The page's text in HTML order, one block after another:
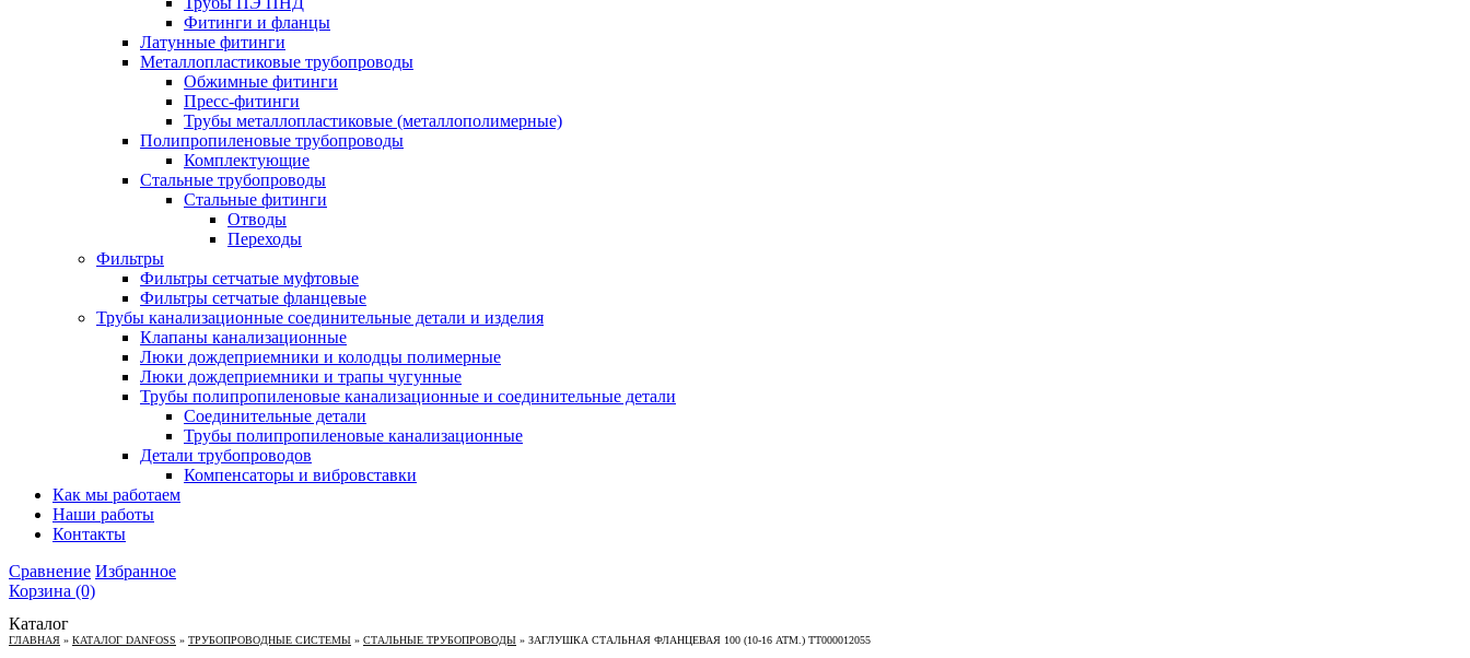
Фитинги и фланцы
Латунные фитинги
Металлопластиковые трубопроводы
Обжимные фитинги
Пресс-фитинги
Трубы металлопластиковые (металлополимерные)
Полипропиленовые трубопроводы
Комплектующие
Стальные трубопроводы
Стальные фитинги
Отводы
Переходы
Фильтры
Фильтры сетчатые муфтовые
Фильтры сетчатые фланцевые
Трубы канализационные соединительные детали и изделия
Клапаны канализационные
Люки дождеприемники и колодцы полимерные
Люки дождеприемники и трапы чугунные
Трубы полипропиленовые канализационные и соединительные детали
Соединительные детали
Трубы полипропиленовые канализационные
Детали трубопроводов
Компенсаторы и вибровставки
Как мы работаем
Наши работы
Контакты
Сравнение Избранное
Корзина (0)
Каталог
ГЛАВНАЯ » КАТАЛОГ DANFOSS » ТРУБОПРОВОДНЫЕ СИСТЕМЫ » СТАЛЬНЫЕ ТРУБОПРОВОДЫ » ЗАГЛУШКА СТАЛЬНАЯ ФЛАНЦЕВАЯ 100 (10-16 АТМ.) ТТ000012055